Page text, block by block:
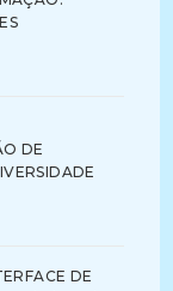
DE
DE